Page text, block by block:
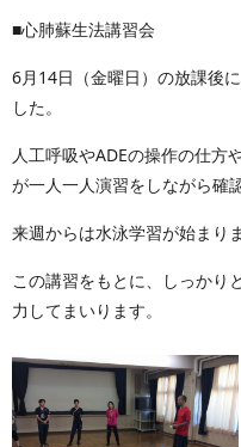
■心肺蘇生法講習会
6月14日（金曜日）の放課後
した。
人工呼吸やADEの操作の仕方
が一人一人演習をしながら確
来週からは水泳学習が始まりま
この講習をもとに、しっかり
力してまいります。